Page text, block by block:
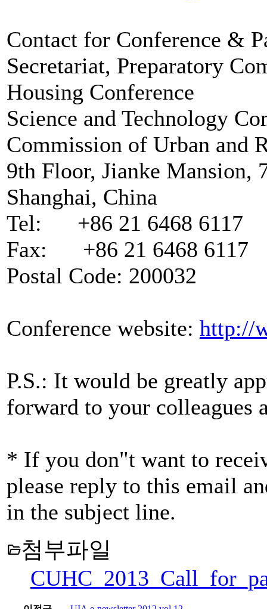
Contact for Conference &
Secretariat, Preparatory
Housing Conference
Science and Technology
Commission of Urban and
9th Floor, Jianke Mansion,
Shanghai, China
Tel: +86 21 6468 6117
Fax: +86 21 6468 6117
Postal Code: 200032
Conference website: http://
P.S.: It would be greatly
forward to your colleagues
* If you don"t want to
please reply to this email
in the subject line.
folder_open첨부파일